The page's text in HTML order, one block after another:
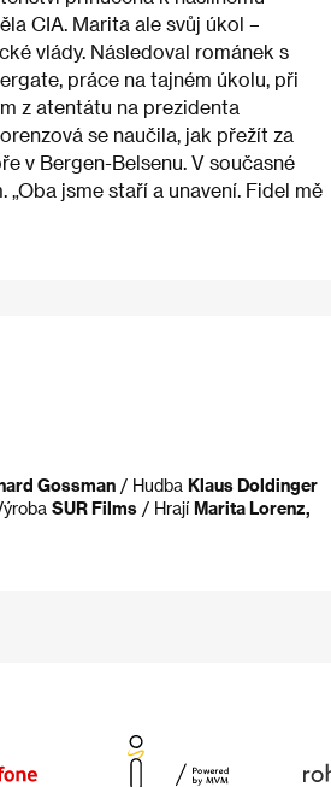
CIA. Marita ale svůj úkol –
vlády. Následoval románek s
práce na tajném úkolu, při
z atentátu na prezidenta
se naučila, jak přežít za
v Bergen-Belsenu. V současné
jsme staří a unavení. Fidel mě
Gossman / Hudba Klaus Doldinger
SUR Films / Hrají Marita Lorenz,